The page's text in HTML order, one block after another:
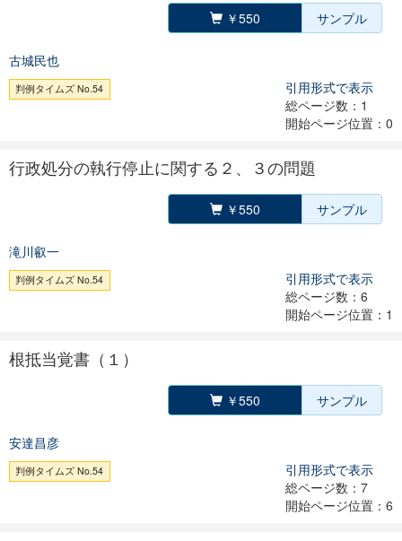
￥550 サンプル
古城民也
判例タイムズ No.54
引用形式で表示
総ページ数：1
開始ページ位置：0
行政処分の執行停止に関する２、３の問題
￥550 サンプル
滝川叡一
判例タイムズ No.54
引用形式で表示
総ページ数：6
開始ページ位置：1
根抵当覚書（１）
￥550 サンプル
安達昌彦
判例タイムズ No.54
引用形式で表示
総ページ数：7
開始ページ位置：6